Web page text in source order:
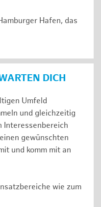
Hafen, das
DICH
Umfeld
und gleichzeitig
Interessenbereich
gewünschten
und komm mit an
wie zum